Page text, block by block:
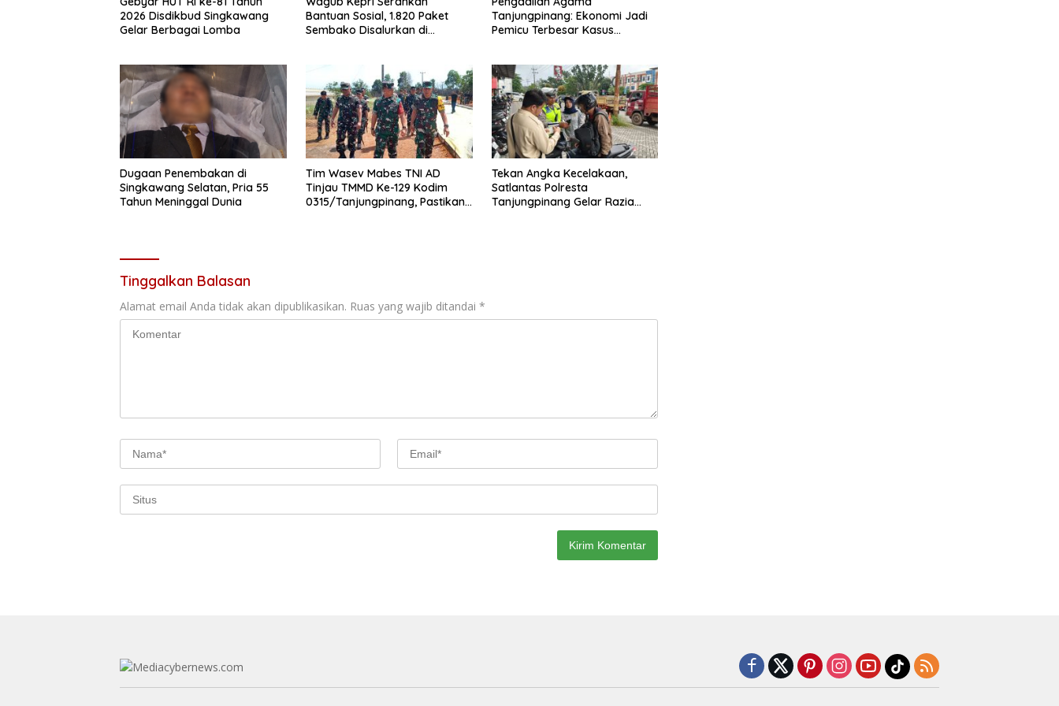
2026 Disdikbud Singkawang
Gelar Berbagai Lomba
Bantuan Sosial, 1.820 Paket
Sembako Disalurkan di
Tanjungpinang: Ekonomi Jadi
Pemicu Terbesar Kasus
Dugaan Penembakan di
Singkawang Selatan, Pria 55
Tahun Meninggal Dunia
Tim Wasev Mabes TNI AD
Tinjau TMMD Ke-129 Kodim
0315/Tanjungpinang, Pastikan
Tekan Angka Kecelakaan,
Satlantas Polresta
Tanjungpinang Gelar Razia
Tinggalkan Balasan
Alamat email Anda tidak akan dipublikasikan. Ruas yang wajib ditandai *